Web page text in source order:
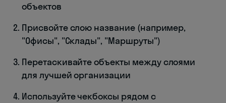
объектов
Присвойте слою название (например,
"Офисы", "Склады", "Маршруты")
Перетаскивайте объекты между слоями
для лучшей организации
Используйте чекбоксы рядом с